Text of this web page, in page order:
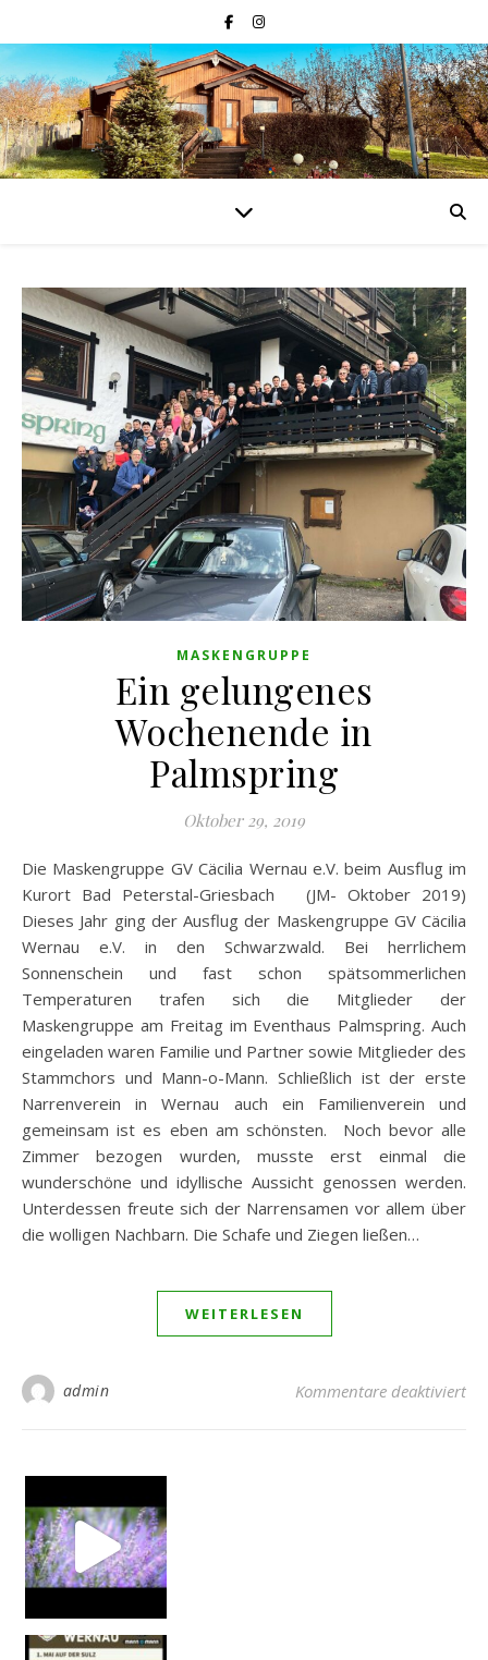
MASKENGRUPPE
Ein gelungenes
Wochenende in
Palmspring
Oktober 29, 2019
Die Maskengruppe GV Cäcilia Wernau e.V. beim Ausflug im
Kurort Bad Peterstal-Griesbach (JM- Oktober 2019)
Dieses Jahr ging der Ausflug der Maskengruppe GV Cäcilia
Wernau e.V. in den Schwarzwald. Bei herrlichem
Sonnenschein und fast schon spätsommerlichen
Temperaturen trafen sich die Mitglieder der
Maskengruppe am Freitag im Eventhaus Palmspring. Auch
eingeladen waren Familie und Partner sowie Mitglieder des
Stammchors und Mann-o-Mann. Schließlich ist der erste
Narrenverein in Wernau auch ein Familienverein und
gemeinsam ist es eben am schönsten. Noch bevor alle
Zimmer bezogen wurden, musste erst einmal die
wunderschöne und idyllische Aussicht genossen werden.
Unterdessen freute sich der Narrensamen vor allem über
die wolligen Nachbarn. Die Schafe und Ziegen ließen…
WEITERLESEN
admin Kommentare deaktiviertfür